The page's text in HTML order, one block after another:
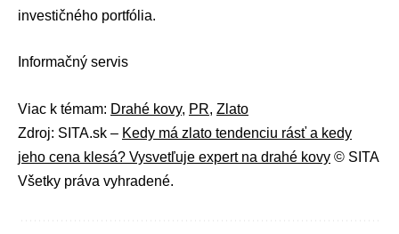
investičného portfólia.
Informačný servis
Viac k témam: Drahé kovy, PR, Zlato
Zdroj: SITA.sk – Kedy má zlato tendenciu rásť a kedy
jeho cena klesá? Vysvetľuje expert na drahé kovy © SITA
Všetky práva vyhradené.